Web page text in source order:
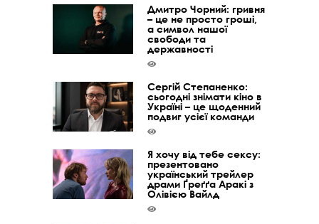
Дмитро Чорний: гривня
– це не просто гроші,
а символ нашої
свободи та
державності
Сергій Степаненко:
сьогодні знімати кіно в
Україні – це щоденний
подвиг усієї команди
Я хочу від тебе сексу:
презентовано
український трейлер
драми Ґреґґа Аракі з
Олівією Вайлд